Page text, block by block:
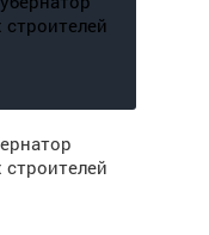
строителей